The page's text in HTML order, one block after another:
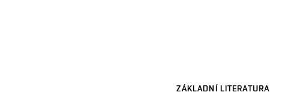
ZÁKLADNÍ LITERATURA